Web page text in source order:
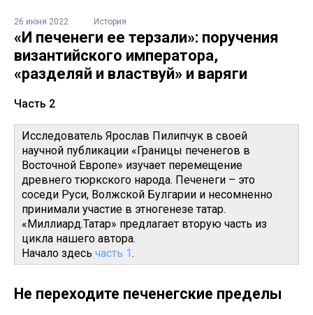
26 июня 2022 История
«И печенеги ее терзали»: поручения
византийского императора,
«разделяй и властвуй» и варяги
Часть 2
Исследователь Ярослав Пилипчук в своей
научной публикации «Границы печенегов в
Восточной Европе» изучает перемещение
древнего тюркского народа. Печенеги – это
соседи Руси, Волжской Булгарии и несомненно
принимали участие в этногенезе татар.
«Миллиард.Татар» предлагает вторую часть из
цикла нашего автора.
Начало здесь часть 1 .
Не переходите печенегские пределы